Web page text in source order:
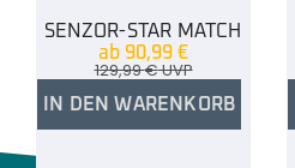
SENZOR-STAR MATCH
ab 90,99 €
129,99€UVP
IN DEN WARENKORB